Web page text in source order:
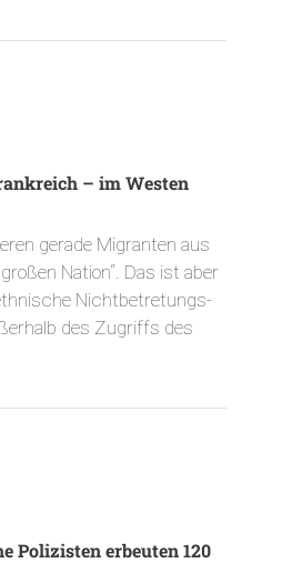
– im Westen
gerade Migranten aus
Nation“. Das ist aber
Nichtbetretungs-
des Zugriffs des
Polizisten erbeuten 120